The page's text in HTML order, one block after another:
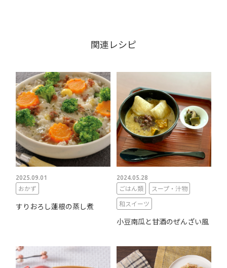
関連レシピ
2025.09.01
おかず
すりおろし蓮根の蒸し煮
2024.05.28
ごはん類
スープ・汁物
和スイーツ
小豆南瓜と甘酒のぜんざい風